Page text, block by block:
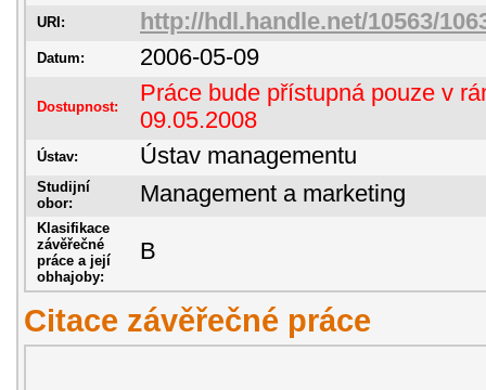
URI: http://hdl.handle.net/10563/
Datum: 2006-05-09
Dostupnost:
Práce bude přístupná pouze v
09.05.2008
Ústav: Ústav managementu
Studijní
obor:
Management a marketing
Klasifikace
závěřečné
práce a její
obhajoby:
B
Citace závěřečné práce